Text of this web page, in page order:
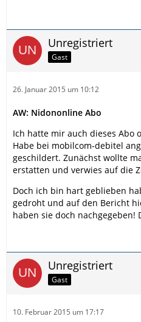
Unregistriert
Gast
26. Januar 2015 um 10:12
AW: Nidononline Abo
Ich hatte mir auch dieses Abo
Habe bei mobilcom-debitel
geschildert. Zunächst wollte
erstatten und verwies auf die
Doch ich bin hart geblieben
gedroht und auf den Bericht
haben sie doch nachgegeben!
Unregistriert
Gast
10. Februar 2015 um 17:17